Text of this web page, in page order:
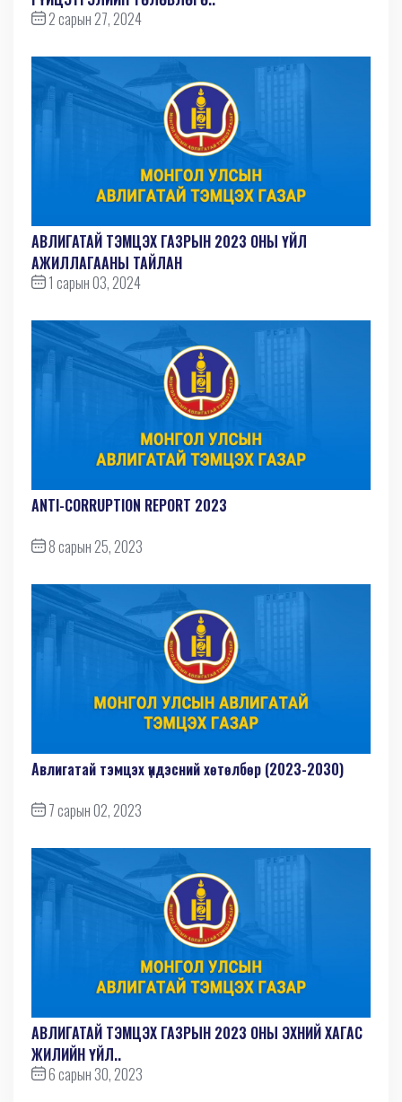
2 сарын 27, 2024
АВЛИГАТАЙ ТЭМЦЭХ ГАЗРЫН 2023 ОНЫ ҮЙЛ
АЖИЛЛАГААНЫ ТАЙЛАН
1 сарын 03, 2024
ANTI-СORRUPTION REPORT 2023
8 сарын 25, 2023
Авлигатай тэмцэх үндэсний хөтөлбөр (2023-2030)
7 сарын 02, 2023
АВЛИГАТАЙ ТЭМЦЭХ ГАЗРЫН 2023 ОНЫ ЭХНИЙ ХАГАС
ЖИЛИЙН ҮЙЛ..
6 сарын 30, 2023